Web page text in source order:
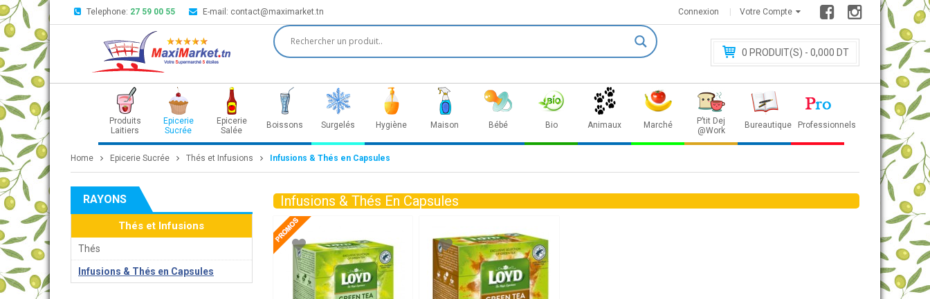
Telephone: 27 59 00 55 E-mail: contact@maximarket.tn Votre Compte
Connexion
0 PRODUIT(S) - 0,000 DT
Produits
Laitiers
Epicerie
Sucrée
Epicerie
Salée
Boissons Surgelés Hygiène Maison Bébé Bio Animaux Marché
P’tit Dej
@Work
Bureautique Professionnels
Home Epicerie Sucrée Thés et Infusions Infusions & Thés en Capsules
RAYONS
Thés et Infusions
Thés
Infusions & Thés en Capsules
Infusions & Thés En Capsules